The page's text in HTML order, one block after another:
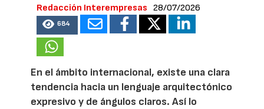
Redacción Interempresas 28/07/2026
684
En el ámbito internacional, existe una clara
tendencia hacia un lenguaje arquitectónico
expresivo y de ángulos claros. Así lo